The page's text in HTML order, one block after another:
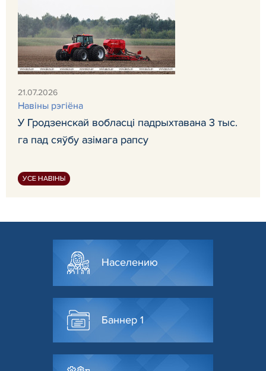
21.07.2026
Навiны рэгiёна
У Гродзенскай вобласці падрыхтавана 3 тыс.
га пад сяўбу азімага рапсу
УСЕ НАВІНЫ
Населению
Баннер 1